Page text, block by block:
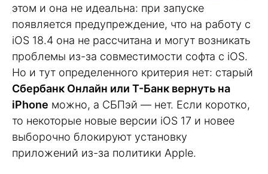
этом и она не идеальна: при запуске
появляется предупреждение, что на работу с
iOS 18.4 она не рассчитана и могут возникать
проблемы из-за совместимости софта с iOS.
Но и тут определенного критерия нет: старый
Сбербанк Онлайн или Т-Банк вернуть на
iPhone можно, а СБПэй — нет. Если коротко,
то некоторые новые версии iOS 17 и новее
выборочно блокируют установку
приложений из-за политики Apple.